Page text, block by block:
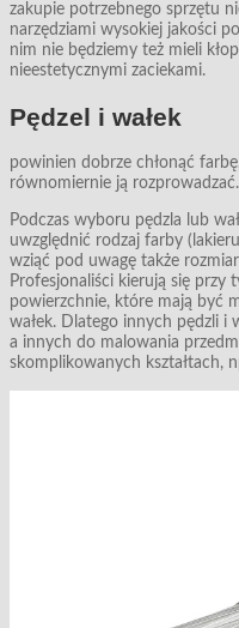
zakupie potrzebnego sprzętu
narzędziami wysokiej jakości
nim nie będziemy też mieli
nieestetycznymi zaciekami.
Pędzel i wałek
powinien dobrze chłonąć
równomiernie ją rozprowadzać.
Podczas wyboru pędzla lub
uwzględnić rodzaj farby
wziąć pod uwagę także
Profesjonaliści kierują się przy
powierzchnie, które mają być
wałek. Dlatego innych pędzli i
a innych do malowania
skomplikowanych kształtach,